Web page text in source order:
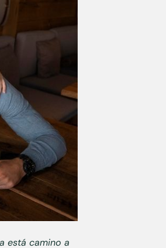
está camino a